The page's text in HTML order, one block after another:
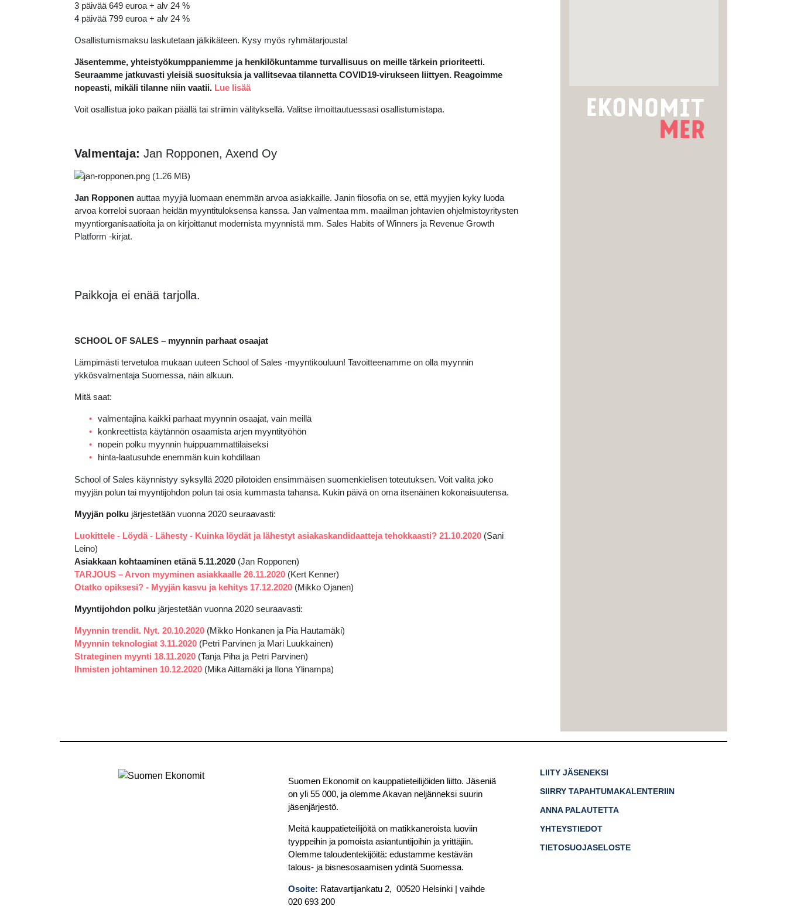
3 päivää 649 euroa + alv 24 %
4 päivää 799 euroa + alv 24 %
Osallistumismaksu laskutetaan jälkikäteen. Kysy myös ryhmätarjousta!
Jäsentemme, yhteistyökumppaniemme ja henkilökuntamme turvallisuus on meille tärkein prioriteetti.
Seuraamme jatkuvasti yleisiä suosituksia ja vallitsevaa tilannetta COVID19-virukseen liittyen. Reagoimme
nopeasti, mikäli tilanne niin vaatii. Lue lisää
Voit osallistua joko paikan päällä tai striimin välityksellä. Valitse ilmoittautuessasi osallistumistapa.
Valmentaja: Jan Ropponen, Axend Oy
Jan Ropponen auttaa myyjiä luomaan enemmän arvoa asiakkaille. Janin filosofia on se, että myyjien kyky luoda
arvoa korreloi suoraan heidän myyntituloksensa kanssa. Jan valmentaa mm. maailman johtavien ohjelmistoyritysten
myyntiorganisaatioita ja on kirjoittanut modernista myynnistä mm. Sales Habits of Winners ja Revenue Growth
Platform -kirjat.
Paikkoja ei enää tarjolla.
SCHOOL OF SALES – myynnin parhaat osaajat
Lämpimästi tervetuloa mukaan uuteen School of Sales -myyntikouluun! Tavoitteenamme on olla myynnin
ykkösvalmentaja Suomessa, näin alkuun.
Mitä saat:
valmentajina kaikki parhaat myynnin osaajat, vain meillä
konkreettista käytännön osaamista arjen myyntityöhön
nopein polku myynnin huippuammattilaiseksi
hinta-laatusuhde enemmän kuin kohdillaan
School of Sales käynnistyy syksyllä 2020 pilotoiden ensimmäisen suomenkielisen toteutuksen. Voit valita joko
myyjän polun tai myyntijohdon polun tai osia kummasta tahansa. Kukin päivä on oma itsenäinen kokonaisuutensa.
Myyjän polku järjestetään vuonna 2020 seuraavasti:
Luokittele - Löydä - Lähesty - Kuinka löydät ja lähestyt asiakaskandidaatteja tehokkaasti? 21.10.2020 (Sani
Leino)
Asiakkaan kohtaaminen etänä 5.11.2020 (Jan Ropponen)
TARJOUS – Arvon myyminen asiakkaalle 26.11.2020 (Kert Kenner)
Otatko opiksesi? - Myyjän kasvu ja kehitys 17.12.2020 (Mikko Ojanen)
Myyntijohdon polku järjestetään vuonna 2020 seuraavasti:
Myynnin trendit. Nyt. 20.10.2020 (Mikko Honkanen ja Pia Hautamäki)
Myynnin teknologiat 3.11.2020 (Petri Parvinen ja Mari Luukkainen)
Strateginen myynti 18.11.2020 (Tanja Piha ja Petri Parvinen)
Ihmisten johtaminen 10.12.2020 (Mika Aittamäki ja Ilona Ylinampa)
Suomen Ekonomit on kauppatieteilijöiden liitto. Jäseniä
on yli 55 000, ja olemme Akavan neljänneksi suurin
jäsenjärjestö.
Meitä kauppatieteilijöitä on matikkaneroista luoviin
tyyppeihin ja pomoista asiantuntijoihin ja yrittäjiin.
Olemme taloudentekijöitä: edustamme kestävän
talous- ja bisnesosaamisen ydintä Suomessa.
Osoite: Ratavartijankatu 2, 00520 Helsinki | vaihde
020 693 200
LIITY JÄSENEKSI
SIIRRY TAPAHTUMAKALENTERIIN
ANNA PALAUTETTA
YHTEYSTIEDOT
TIETOSUOJASELOSTE